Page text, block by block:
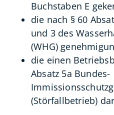
Buchstaben E
die nach § 60
und 3 des
(WHG)
die einen
Absatz 5a Bundes-
(Störfallbetrieb)